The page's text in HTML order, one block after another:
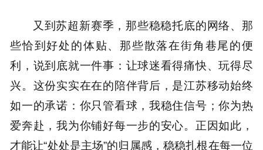
又到苏超新赛季，那些稳稳托底的网络、那
些恰到好处的体贴、那些散落在街角巷尾的便
利，说到底就一件事：让球迷看得痛快、玩得尽
兴。这份实实在在的陪伴背后，是江苏移动始终
如一的承诺：你只管看球，我稳住信号；你为热
爱奔赴，我为你铺好每一步的安心。正因如此，
才能让“处处是主场”的归属感，稳稳扎根在每一位